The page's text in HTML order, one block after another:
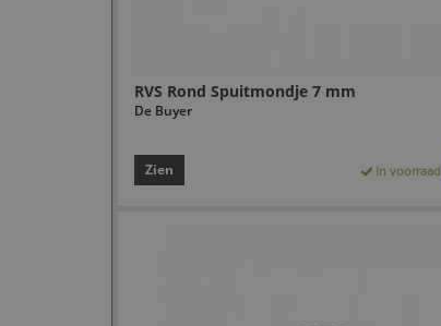
RVS Rond Spuitmondje 7 mm
De Buyer
Zien In voorraad